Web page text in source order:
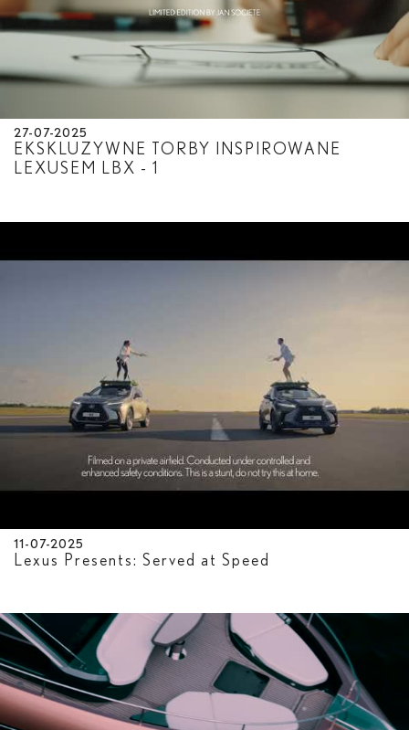
27-07-2025
EKSKLUZYWNE TORBY INSPIROWANE
LEXUSEM LBX - 1
11-07-2025
Lexus Presents: Served at Speed